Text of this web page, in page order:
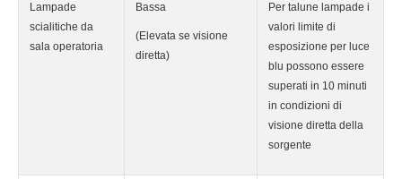
Lampade
scialitiche da
sala operatoria
Bassa
(Elevata se visione
diretta)
Per talune lampade i
valori limite di
esposizione per luce
blu possono essere
superati in 10 minuti
in condizioni di
visione diretta della
sorgente